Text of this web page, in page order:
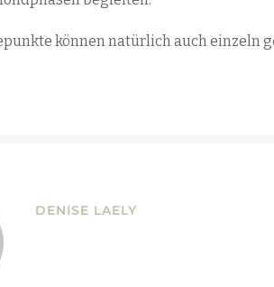
können natürlich auch einzeln
DENISE LAELY